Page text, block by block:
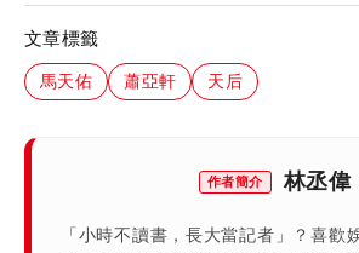
文章標籤
馬天佑 蕭亞軒 天后
作者簡介 林丞偉
「小時不讀書，長大當記者」？喜歡